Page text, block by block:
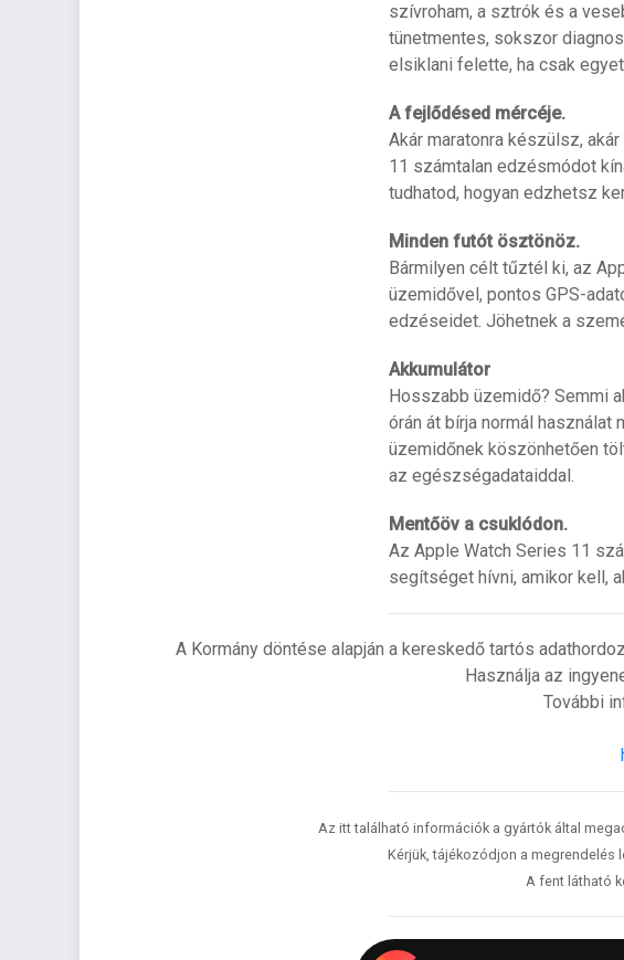
szívroham, a sztrók és a
tünetmentes, sokszor
elsiklani felette, ha csak
A fejlődésed mércéje.
Akár maratonra készülsz,
11 számtalan edzésmódot
tudhatod, hogyan edzhetsz
Minden futót ösztönöz.
Bármilyen célt tűztél ki, az
üzemidővel, pontos GPS-
edzéseidet. Jöhetnek a
Akkumulátor
Hosszabb üzemidő? Semmi
órán át bírja normál használat
üzemidőnek köszönhetően
az egészségadataiddal.
Mentőöv a csuklódon.
Az Apple Watch Series 11
segítséget hívni, amikor kell,
A Kormány döntése alapján a kereskedő tartós
Használja az
További
Az itt található információk a gyártók által
Kérjük, tájékozódjon a megrendelés
A fent látható